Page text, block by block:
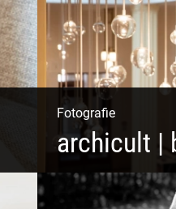
Fotografie
archicult |
Wasser im Fluss der